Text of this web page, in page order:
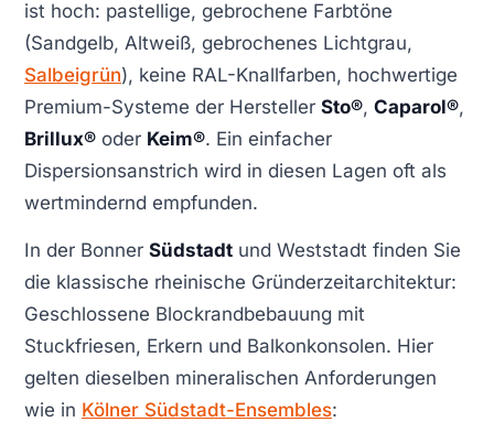
ist hoch: pastellige, gebrochene Farbtöne
(Sandgelb, Altweiß, gebrochenes Lichtgrau,
Salbeigrün), keine RAL-Knallfarben, hochwertige
Premium-Systeme der Hersteller Sto®, Caparol®,
Brillux® oder Keim®. Ein einfacher
Dispersionsanstrich wird in diesen Lagen oft als
wertmindernd empfunden.
In der Bonner Südstadt und Weststadt finden Sie
die klassische rheinische Gründerzeitarchitektur:
Geschlossene Blockrandbebauung mit
Stuckfriesen, Erkern und Balkonkonsolen. Hier
gelten dieselben mineralischen Anforderungen
wie in Kölner Südstadt-Ensembles: